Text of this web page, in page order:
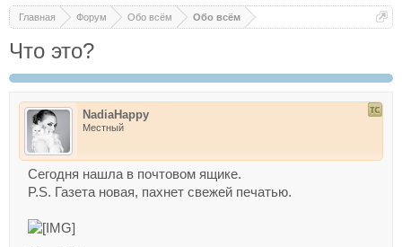
Главная Форум Обо всём Обо всём
Что это?
NadiaHappy
Местный
Сегодня нашла в почтовом ящике.
P.S. Газета новая, пахнет свежей печатью.